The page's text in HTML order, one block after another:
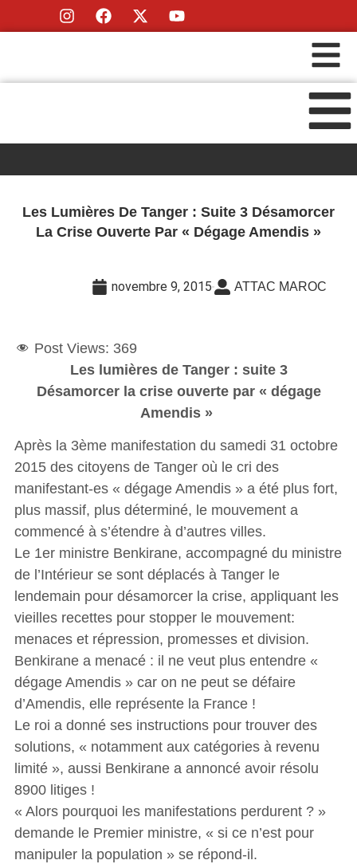
Les Lumières De Tanger : Suite 3 Désamorcer
La Crise Ouverte Par « Dégage Amendis »
novembre 9, 2015 ATTAC MAROC
Post Views: 369
Les lumières de Tanger : suite 3
Désamorcer la crise ouverte par « dégage
Amendis »
Après la 3ème manifestation du samedi 31 octobre
2015 des citoyens de Tanger où le cri des
manifestant-es « dégage Amendis » a été plus fort,
plus massif, plus déterminé, le mouvement a
commencé à s’étendre à d’autres villes.
Le 1er ministre Benkirane, accompagné du ministre
de l’Intérieur se sont déplacés à Tanger le
lendemain pour désamorcer la crise, appliquant les
vieilles recettes pour stopper le mouvement:
menaces et répression, promesses et division.
Benkirane a menacé : il ne veut plus entendre «
dégage Amendis » car on ne peut se défaire
d’Amendis, elle représente la France !
Le roi a donné ses instructions pour trouver des
solutions, « notamment aux catégories à revenu
limité », aussi Benkirane a annoncé avoir résolu
8900 litiges !
« Alors pourquoi les manifestations perdurent ? »
demande le Premier ministre, « si ce n’est pour
manipuler la population » se répond-il.